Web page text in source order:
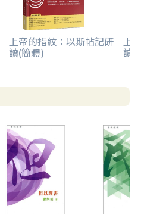
上帝的指紋：以斯帖記研
讀(簡體)
上
讀(